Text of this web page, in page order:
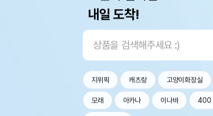
내일 도착!
지위픽 캐츠랑 고양이화장실
모래 아카나 이나바 400